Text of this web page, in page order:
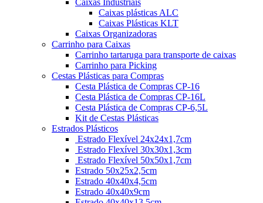
Caixas Industriais
Caixas plásticas ALC
Caixas Plásticas KLT
Caixas Organizadoras
Carrinho para Caixas
Carrinho tartaruga para transporte de caixas
Carrinho para Picking
Cestas Plásticas para Compras
Cesta Plástica de Compras CP-16
Cesta Plástica de Compras CP-16L
Cesta Plástica de Compras CP-6,5L
Kit de Cestas Plásticas
Estrados Plásticos
Estrado Flexível 24x24x1,7cm
Estrado Flexível 30x30x1,3cm
Estrado Flexível 50x50x1,7cm
Estrado 50x25x2,5cm
Estrado 40x40x4,5cm
Estrado 40x40x9cm